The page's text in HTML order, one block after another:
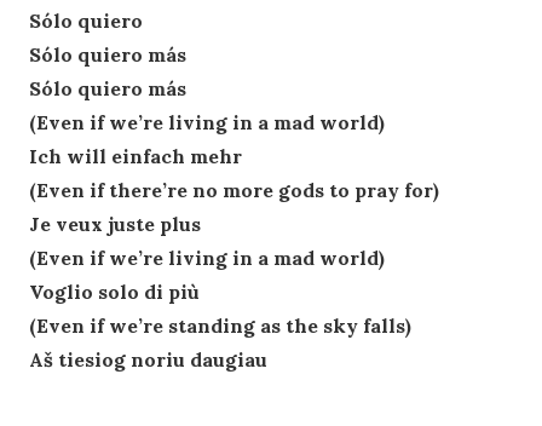
Sólo quiero
Sólo quiero más
Sólo quiero más
(Even if we’re living in a mad world)
Ich will einfach mehr
(Even if there’re no more gods to pray for)
Je veux juste plus
(Even if we’re living in a mad world)
Voglio solo di più
(Even if we’re standing as the sky falls)
Aš tiesiog noriu daugiau